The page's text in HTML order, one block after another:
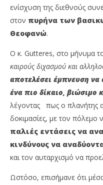
ενίσχυση της διεθνούς
στον πυρήνα των
Θεοφανώ.
Ο κ. Gutteres, στο μήνυμα
καιρούς διχασμού και
αποτελέσει έμπνευση να
ένα πιο δίκαιο, βιώσιμο
λέγοντας πως ο πλανήτης
δοκιμασίες, με τον πόλεμο
παλιές εντάσεις να
κινδύνους να
και τον αυταρχισμό να
Ωστόσο, επισήμανε ότι